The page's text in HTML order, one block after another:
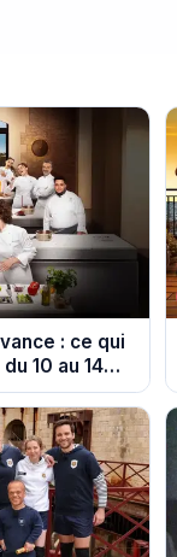
: ce qui
10 au 14